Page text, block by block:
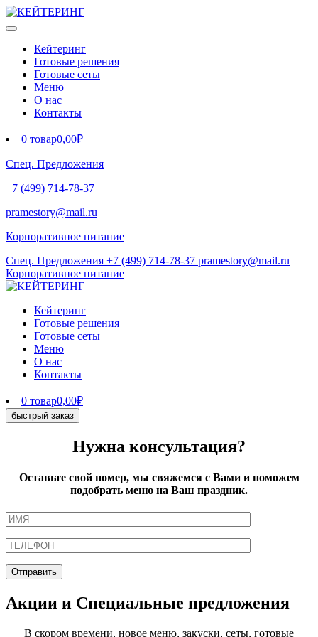
Кейтеринг
Готовые решения
Готовые сеты
Меню
О нас
Контакты
0 товар0,00₽
Спец. Предложения
+7 (499) 714-78-37
pramestory@mail.ru
Корпоративное питание
Спец. Предложения +7 (499) 714-78-37 pramestory@mail.ru
Корпоративное питание
Кейтеринг
Готовые решения
Готовые сеты
Меню
О нас
Контакты
0 товар0,00₽
быстрый заказ
Нужна консультация?
Оставьте свой номер, мы свяжемся с Вами и поможем
подобрать меню на Ваш праздник.
Акции и Специальные предложения
В скором времени, новое меню, закуски, сеты, готовые